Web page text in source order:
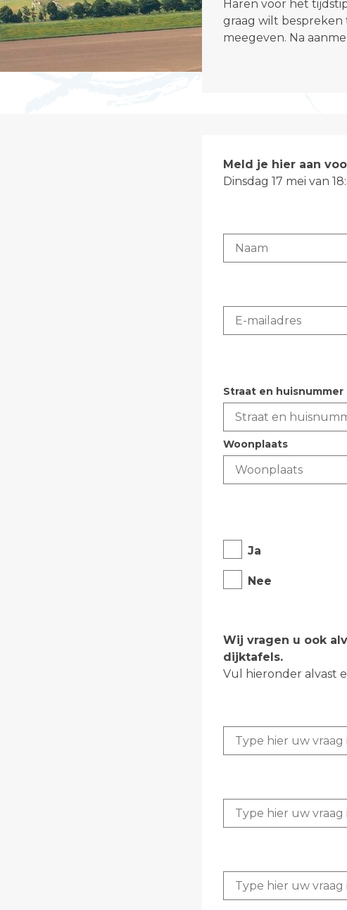
Haren voor het
graag wilt bespreken
meegeven. Na
Meld je hier aan
Dinsdag 17 mei van
Straat en huisnummer
Woonplaats
Ja
Nee
Wij vragen u ook
dijktafels.
Vul hieronder alvast